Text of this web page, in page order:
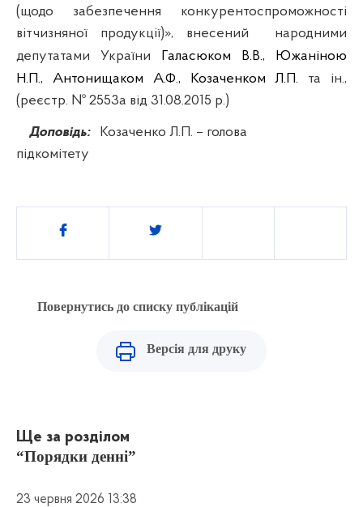
(щодо забезпечення конкурентоспроможності
вітчизняної продукції)», внесений
народними
депутатами України
Галасюком В.В.,
Южаніною
Н.П., Антонищаком А.Ф., Козаченком Л.П. та ін.,
(реєстр. № 2553а від 31.08.2015 р.)
Доповідь:
Козаченко Л.П. – голова
підкомітету
Поділитись
Повернутись до списку публікацій
Версія для друку
Ще за розділом
“Порядки денні”
23 червня 2026 13:38